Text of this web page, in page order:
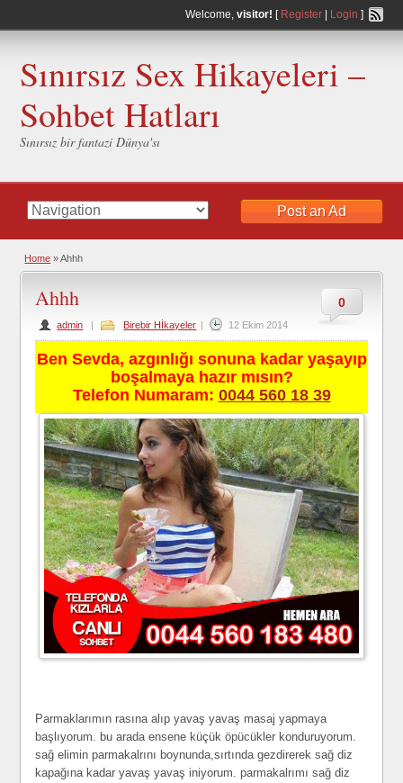
Welcome, visitor! [ Register| Login ]
Sınırsız Sex Hikayeleri –
Sohbet Hatları
Sınırsız bir fantazi Dünya'sı
Post an Ad
Home » Ahhh
0
Ahhh
admin | Birebir Hİkayeler | 12 Ekim 2014
Ben Sevda, azgınlığı sonuna kadar yaşayıp
boşalmaya hazır mısın?
Telefon Numaram: 0044 560 18 39
Parmaklarımın rasına alıp yavaş yavaş masaj yapmaya
başlıyorum. bu arada ensene küçük öpücükler konduruyorum.
sağ elimin parmakalrını boynunda,sırtında gezdirerek sağ diz
kapağına kadar yavaş yavaş iniyorum. parmakalrımı sağ diz